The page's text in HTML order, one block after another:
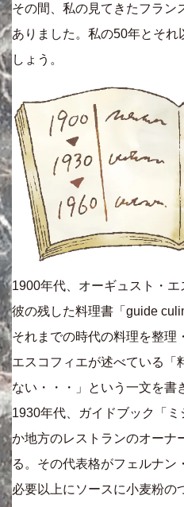
その間、私の見てきたフラン
ありました。私の50年とそれ
しょう。
1900年代、オーギュスト・エ
彼の残した料理書「guide
それまでの時代の料理を整理
エスコフィエが述べている「
ない・・・」という一文を書
1930年代、ガイドブック「
か地方のレストランのオーナ
る。その代表格がフェルナン
必要以上にソースに小麦粉の